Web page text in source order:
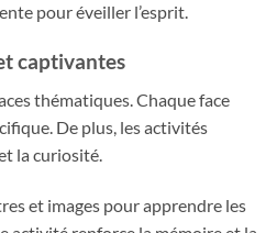
pour éveiller l’esprit.
captivantes
thématiques. Chaque face
De plus, les activités
la curiosité.
et images pour apprendre les